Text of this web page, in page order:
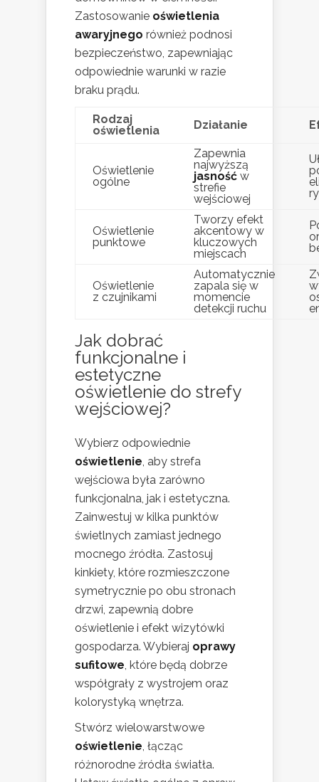
Zastosowanie oświetlenia
awaryjnego również podnosi
bezpieczeństwo, zapewniając
odpowiednie warunki w razie
braku prądu.
Rodzaj
oświetlenia
Działanie
Oświetlenie
ogólne
Zapewnia
najwyższą
jasność w
strefie
wejściowej
Oświetlenie
punktowe
Tworzy efekt
akcentowy w
kluczowych
miejscach
Oświetlenie
z czujnikami
Automatycznie
zapala się w
momencie
detekcji ruchu
Jak dobrać
funkcjonalne i
estetyczne
oświetlenie do strefy
wejściowej?
Wybierz odpowiednie
oświetlenie, aby strefa
wejściowa była zarówno
funkcjonalna, jak i estetyczna.
Zainwestuj w kilka punktów
świetlnych zamiast jednego
mocnego źródła. Zastosuj
kinkiety, które rozmieszczone
symetrycznie po obu stronach
drzwi, zapewnią dobre
oświetlenie i efekt wizytówki
gospodarza. Wybieraj oprawy
sufitowe, które będą dobrze
współgrały z wystrojem oraz
kolorystyką wnętrza.
Stwórz wielowarstwowe
oświetlenie, łącząc
różnorodne źródła światła.